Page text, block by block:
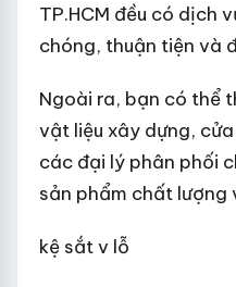
TP.HCM đều có dịch
chóng, thuận tiện và
Ngoài ra, bạn có thể
vật liệu xây dựng,
các đại lý phân phối
sản phẩm chất lượng
kệ sắt v lỗ